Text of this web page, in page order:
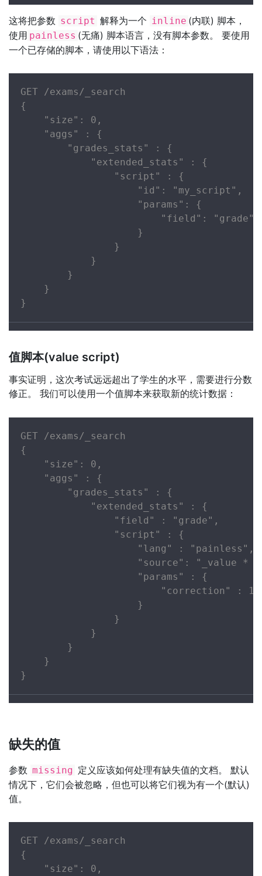
这将把参数 script 解释为一个 inline (内联) 脚本，
使用 painless (无痛) 脚本语言，没有脚本参数。 要使用
一个已存储的脚本，请使用以下语法：
GET /exams/_search
{
    "size": 0,
    "aggs" : {
        "grades_stats" : {
            "extended_stats" : {
                "script" : {
                    "id": "my_script",
                    "params": {
                        "field": "grade"
                    }
                }
            }
        }
    }
}
值脚本(value script)
事实证明，这次考试远远超出了学生的水平，需要进行分数
修正。 我们可以使用一个值脚本来获取新的统计数据：
GET /exams/_search
{
    "size": 0,
    "aggs" : {
        "grades_stats" : {
            "extended_stats" : {
                "field" : "grade",
                "script" : {
                    "lang" : "painless",
"source": "_value *
                    "params" : {
"correction" :
                    }
                }
            }
        }
    }
}
缺失的值
参数 missing 定义应该如何处理有缺失值的文档。 默认
情况下，它们会被忽略，但也可以将它们视为有一个(默认)
值。
GET /exams/_search
{
    "size": 0,